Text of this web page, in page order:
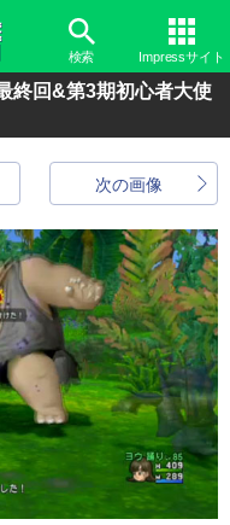
検索 Impressサイト
終回&第3期初心者大使
次の画像